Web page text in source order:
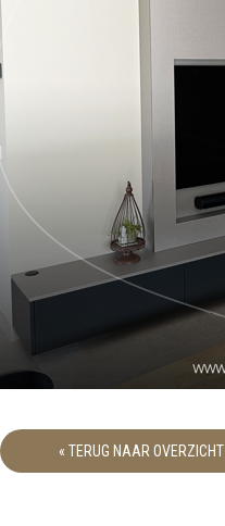
« TERUG NAAR OVERZICHT